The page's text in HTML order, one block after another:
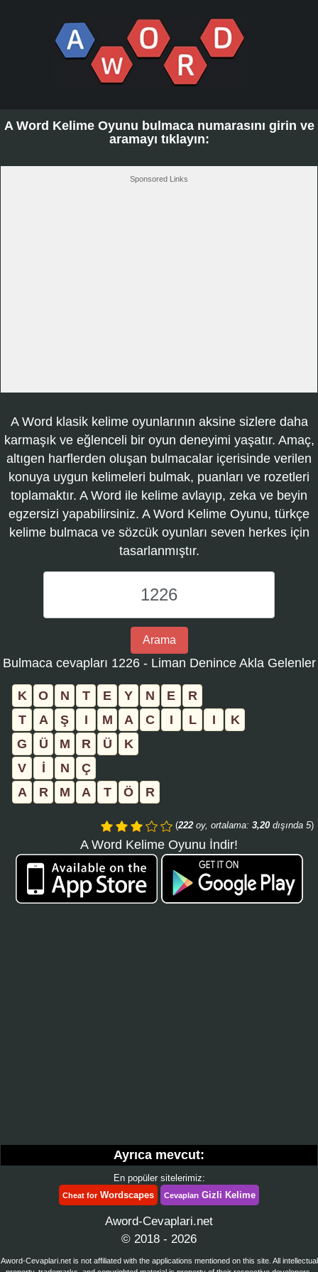
A Word Kelime Oyunu bulmaca numarasını girin ve
aramayı tıklayın:
Sponsored Links
A Word klasik kelime oyunlarının aksine sizlere daha
karmaşık ve eğlenceli bir oyun deneyimi yaşatır. Amaç,
altıgen harflerden oluşan bulmacalar içerisinde verilen
konuya uygun kelimeleri bulmak, puanları ve rozetleri
toplamaktır. A Word ile kelime avlayıp, zeka ve beyin
egzersizi yapabilirsiniz. A Word Kelime Oyunu, türkçe
kelime bulmaca ve sözcük oyunları seven herkes için
tasarlanmıştır.
Word
Kelime
Oyunu
bulmaca
girin
ve
aramayı
Arama
Bulmaca cevapları 1226 - Liman Denince Akla Gelenler
K O N T E Y N E
R
T
A Ş I M A C I L I
K
G
Ü M R Ü
K
V
İ N
Ç
A
R M A T Ö R
(222 oy, ortalama: 3,20 dışında 5)
A Word Kelime Oyunu İndir!
Ayrıca mevcut:
En popüler sitelerimiz:
Cheat forWordscapes Cevapları Gizli Kelime
Aword-Cevaplari.net
© 2018 - 2026
Aword-Cevaplari.net is not affiliated with the applications mentioned on this site. All intellectual